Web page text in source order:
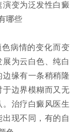
变为泛发性白癜
哪些
病情的变化而变
为云白色、纯白
缘有一条稍稍隆
于边界模糊而又无
治疗白癜风医生
现不同，有的自